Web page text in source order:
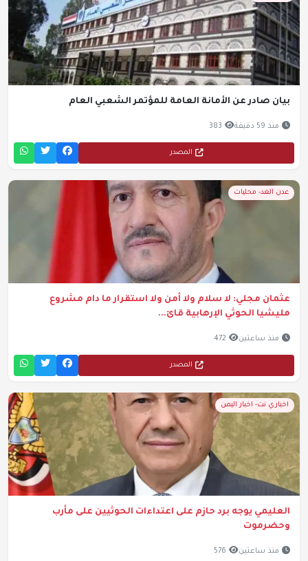
بيان صادر عن الأمانة العامة للمؤتمر الشعبي العام
منذ 59 دقيقة 383
المصدر
عدن الغد- محليات
عثمان مجلي: لا سلام ولا أمن ولا استقرار ما دام مشروع
مليشيا الحوثي الإرهابية قائ...
منذ ساعتين 472
المصدر
اخباري نت- اخبار اليمن
العليمي يوجه برد حازم على اعتداءات الحوثيين على مأرب
وحضرموت
منذ ساعتين 576